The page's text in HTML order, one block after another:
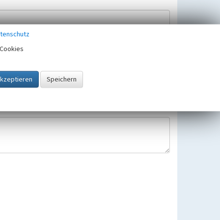
gespeichert und verwendet.
gültigen Europäischen